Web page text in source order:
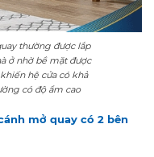
thường được lắp
ở nhờ bề mặt được
hệ cửa có khả
có độ ẩm cao
mở quay có 2 bên